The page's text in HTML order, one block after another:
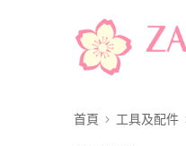
首頁 工具及配件